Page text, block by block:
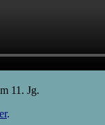
11. Jg.
.